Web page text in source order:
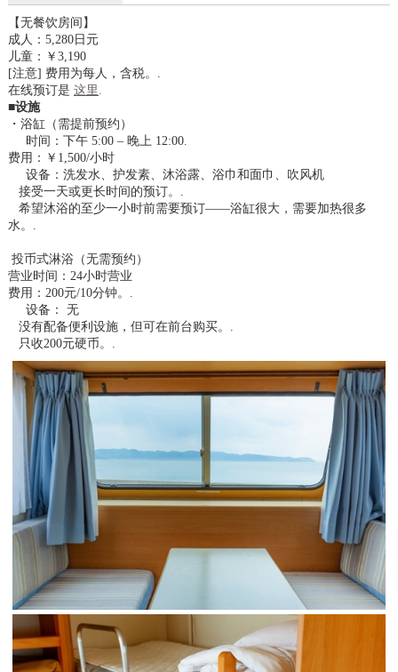
【无餐饮房间】
成人：5,280日元
儿童：￥3,190
[注意] 费用为每人，含税。.
在线预订是 这里 .
■设施
・浴缸（需提前预约）
时间：下午 5:00 – 晚上 12:00.
费用：￥1,500/小时
设备：洗发水、护发素、沐浴露、浴巾和面巾、吹风机
接受一天或更长时间的预订。.
希望沐浴的至少一小时前需要预订——浴缸很大，需要加热很多
水。.
投币式淋浴（无需预约）
营业时间：24小时营业
费用：200元/10分钟。.
设备： 无
没有配备便利设施，但可在前台购买。.
只收200元硬币。.